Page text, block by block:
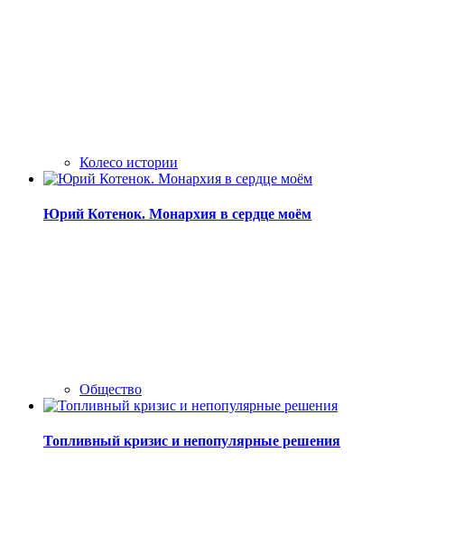
Колесо истории
Юрий Котенок. Монархия в сердце моём
Общество
Топливный кризис и непопулярные решения